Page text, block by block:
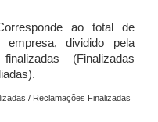
ao total de
empresa, dividido pela
(Finalizadas
/ Reclamações Finalizadas